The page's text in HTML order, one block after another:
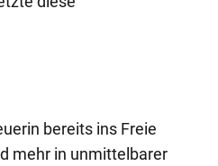
bereits ins Freie
mehr in unmittelbarer